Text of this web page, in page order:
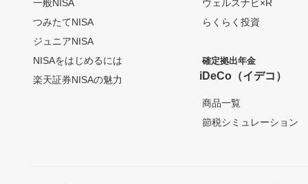
一般NISA
つみたてNISA
ジュニアNISA
NISAをはじめるには
楽天証券NISAの魅力
ウェルスナビ×R
らくらく投資
確定拠出年金
iDeCo（イデコ）
商品一覧
節税シミュレーション